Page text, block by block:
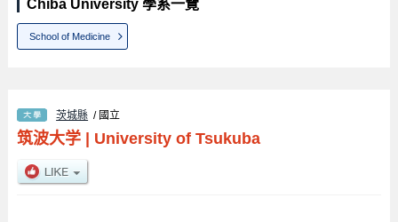
Chiba University 學系一覽
School of Medicine
茨城縣 / 國立
筑波大学| University of Tsukuba